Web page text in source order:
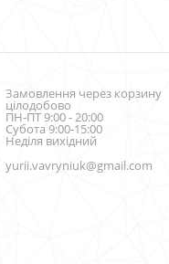
Замовлення через корзину
цілодобово
ПН-ПТ 9:00 - 20:00
Субота 9:00-15:00
Неділя вихідний
yurii.vavryniuk@gmail.com